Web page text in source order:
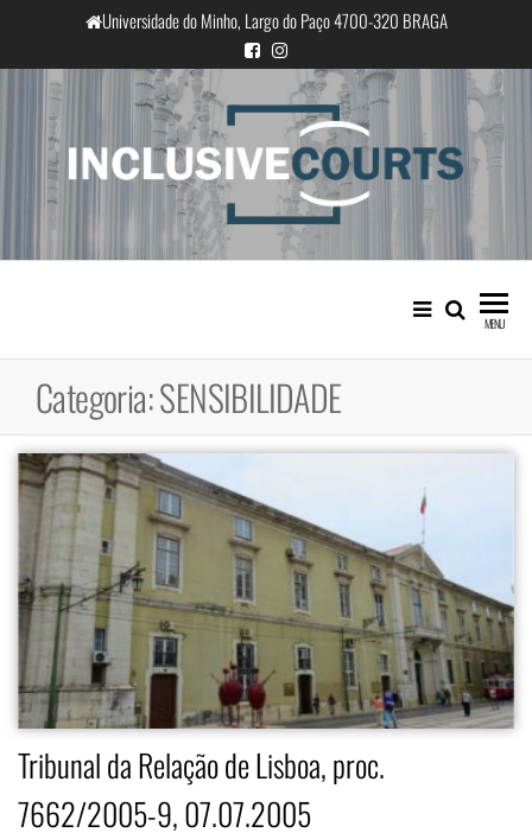
o
conteúdo
Universidade do Minho, Largo do Paço 4700-320 BRAGA
InclusiveCourts
Igualdade e diferença cultural na
prática judicial portuguesa
MENU
Categoria:SENSIBILIDADE
Tribunal da Relação de Lisboa, proc.
7662/2005-9, 07.07.2005